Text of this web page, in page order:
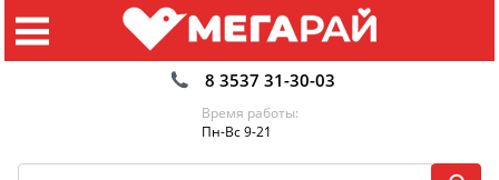
8 3537 31-30-03
Время работы:
Пн-Вс 9-21